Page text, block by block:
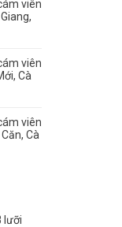
viên
viên
Cà
viên
Cà
lưỡi